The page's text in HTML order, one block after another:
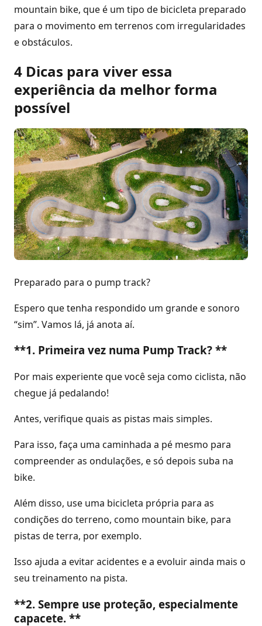
mountain bike, que é um tipo de bicicleta preparado
para o movimento em terrenos com irregularidades
e obstáculos.
4 Dicas para viver essa
experiência da melhor forma
possível
Preparado para o pump track?
Espero que tenha respondido um grande e sonoro
“sim”. Vamos lá, já anota aí.
**1. Primeira vez numa Pump Track? **
Por mais experiente que você seja como ciclista, não
chegue já pedalando!
Antes, verifique quais as pistas mais simples.
Para isso, faça uma caminhada a pé mesmo para
compreender as ondulações, e só depois suba na
bike.
Além disso, use uma bicicleta própria para as
condições do terreno, como mountain bike, para
pistas de terra, por exemplo.
Isso ajuda a evitar acidentes e a evoluir ainda mais o
seu treinamento na pista.
**2. Sempre use proteção, especialmente
capacete. **